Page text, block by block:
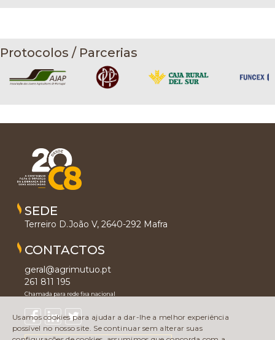
Protocolos / Parcerias
SEDE
Terreiro D.João V, 2640-292 Mafra
CONTACTOS
geral@agrimutuo.pt
261 811 195
Chamada para rede fixa nacional
Usamos cookies para ajudar a dar-lhe a melhor experiência
possível no nosso site. Se continuar sem alterar suas